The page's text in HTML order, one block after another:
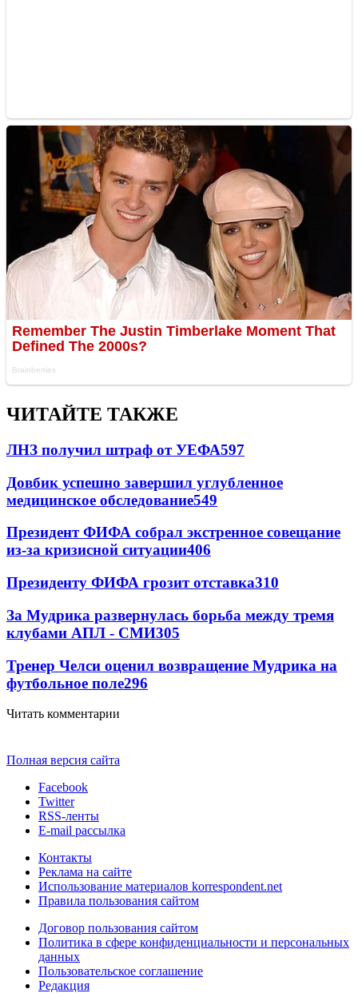
ЧИТАЙТЕ ТАКЖЕ
ЛНЗ получил штраф от УЕФА597
Довбик успешно завершил углубленное
медицинское обследование549
Президент ФИФА собрал экстренное совещание
из-за кризисной ситуации406
Президенту ФИФА грозит отставка310
За Мудрика развернулась борьба между тремя
клубами АПЛ - СМИ305
Тренер Челси оценил возвращение Мудрика на
футбольное поле296
Читать комментарии
Полная версия сайта
Facebook
Twitter
RSS-ленты
E-mail рассылка
Контакты
Реклама на сайте
Использование материалов korrespondent.net
Правила пользования сайтом
Договор пользования сайтом
Политика в сфере конфиденциальности и персональных
данных
Пользовательское соглашение
Редакция